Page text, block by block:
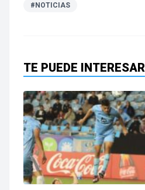
#NOTICIAS
TE PUEDE INTERESAR